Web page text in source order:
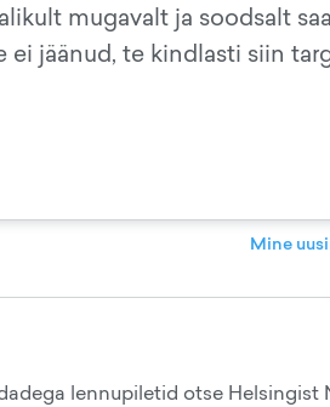
mugavalt ja soodsalt
jäänud, te kindlasti siin
Mine
lennupiletid otse Helsingist